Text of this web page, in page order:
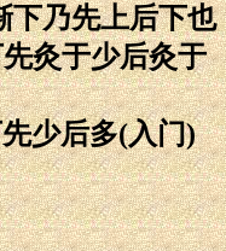
下乃先上后下也
灸于少后灸于
少后多(入门)